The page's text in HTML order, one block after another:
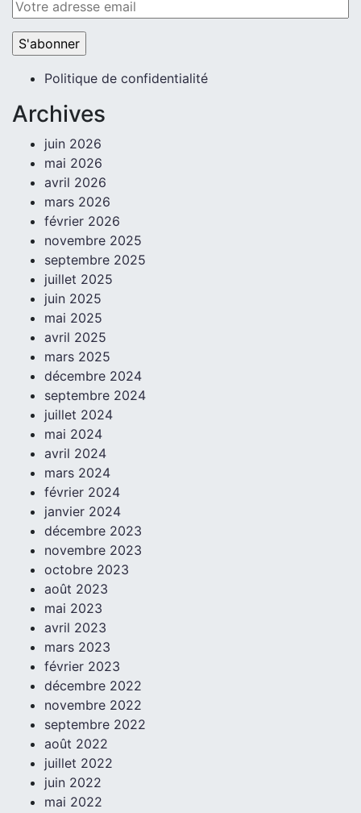
Politique de confidentialité
Archives
juin 2026
mai 2026
avril 2026
mars 2026
février 2026
novembre 2025
septembre 2025
juillet 2025
juin 2025
mai 2025
avril 2025
mars 2025
décembre 2024
septembre 2024
juillet 2024
mai 2024
avril 2024
mars 2024
février 2024
janvier 2024
décembre 2023
novembre 2023
octobre 2023
août 2023
mai 2023
avril 2023
mars 2023
février 2023
décembre 2022
novembre 2022
septembre 2022
août 2022
juillet 2022
juin 2022
mai 2022